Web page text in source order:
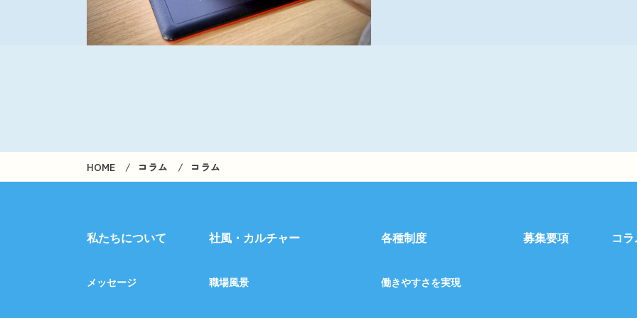
HOME コラム コラム
私たちについて
メッセージ
社風・カルチャー
職場風景
各種制度
働きやすさを実現
募集要項 コラ